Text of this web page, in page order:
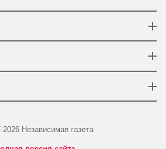
Независимая газета